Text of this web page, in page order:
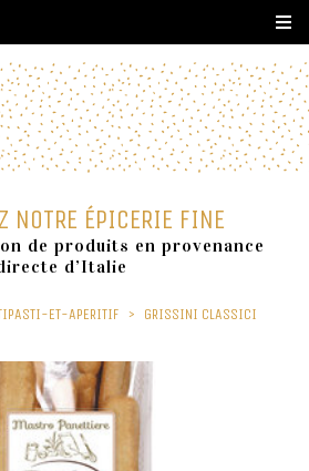
NOTRE ÉPICERIE FINE
de produits en provenance
d’Italie
ET-APERITIF > GRISSINI CLASSICI